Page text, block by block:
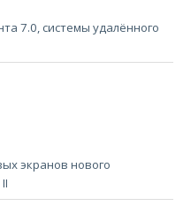
7.0, системы удалённого
экранов нового